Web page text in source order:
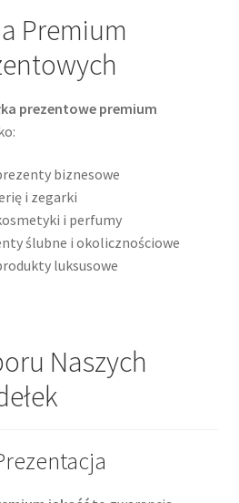
Premium
prezentowe premium
biznesowe
i zegarki
i perfumy
ślubne i okolicznościowe
luksusowe
Naszych